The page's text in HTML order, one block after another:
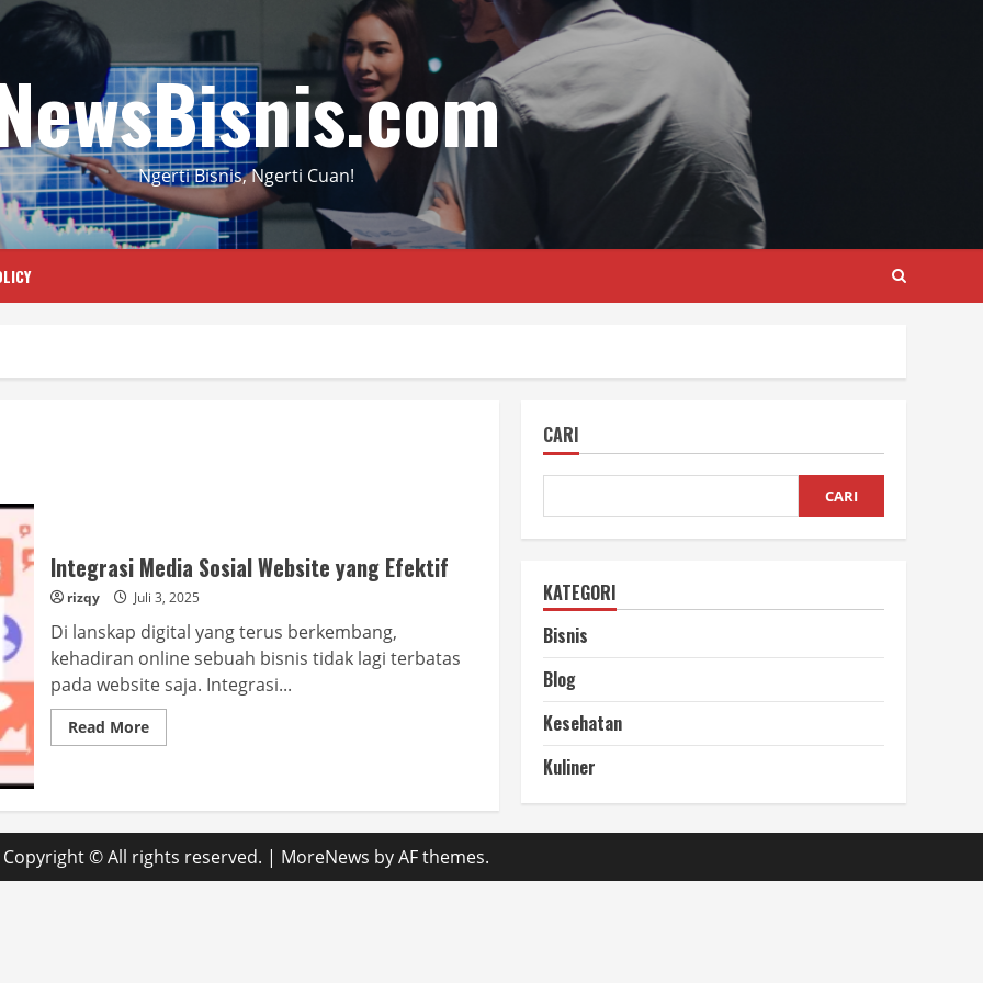
Ngerti Bisnis, Ngerti Cuan!
Integrasi Media Sosial Website yang Efektif
rizqy Juli 3, 2025
Di lanskap digital yang terus berkembang,
kehadiran online sebuah bisnis tidak lagi terbatas
pada website saja. Integrasi...
Read MoreRead
more
Website
yang
Efektif
CARI
CARI
KATEGORI
Bisnis
Blog
Kesehatan
Kuliner
Copyright © All rights reserved. | MoreNews by AF themes.